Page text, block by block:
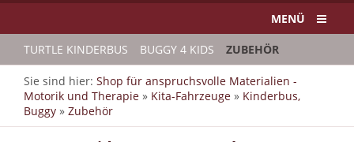
MENÜ
TURTLE KINDERBUS BUGGY 4 KIDS ZUBEHÖR
Sie sind hier: Shop für anspruchsvolle Materialien -
Motorik und Therapie » Kita-Fahrzeuge » Kinderbus,
Buggy » Zubehör